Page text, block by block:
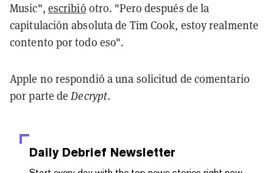
Music", escribió otro. "Pero después de la
capitulación absoluta de Tim Cook, estoy realmente
contento por todo eso".
Apple no respondió a una solicitud de comentario
por parte deDecrypt.
Daily Debrief Newsletter